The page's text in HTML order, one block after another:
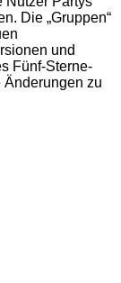
Die „Gruppen“
und
Fünf-Sterne-
zu